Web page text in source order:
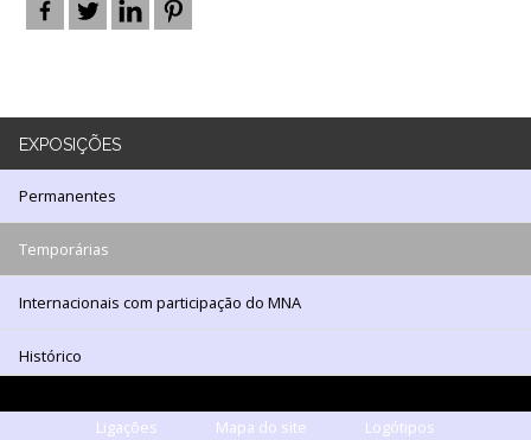
EXPOSIÇÕES
Permanentes
Temporárias
Internacionais com participação do MNA
Histórico
Ligações Mapa do site Logótipos